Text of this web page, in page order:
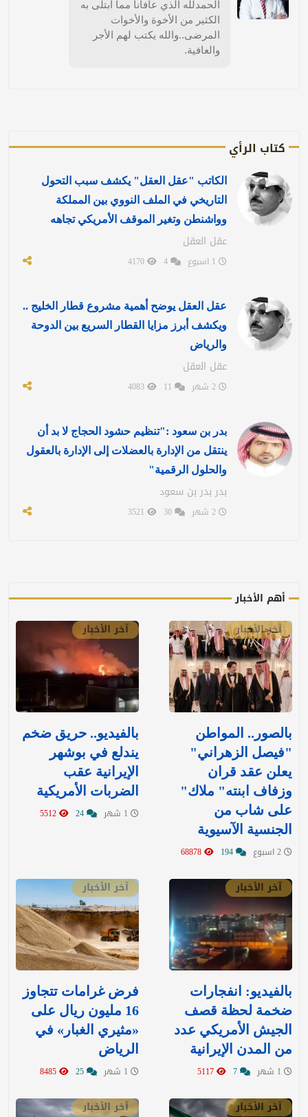
الحمدلله الذي عافانا مما ابتلى به
الكثير من الأخوة والأخوات
المرضى..والله يكتب لهم الأجر
والعافية.
كتاب الرأي
الكاتب "عقل العقل" يكشف سبب التحول
التاريخي في الملف النووي بين المملكة
وواشنطن وتغير الموقف الأمريكي تجاهه
عقل العقل
عقل العقل يوضح أهمية مشروع قطار الخليج ..
ويكشف أبرز مزايا القطار السريع بين الدوحة
والرياض
عقل العقل
بدر بن سعود :"تنظيم حشود الحجاج لا بد أن
ينتقل من الإدارة بالعضلات إلى الإدارة بالعقول
والحلول الرقمية"
بدر بدر بن سعود
أهم الأخبار
آخر الأخبار
بالصور.. المواطن
"فيصل الزهراني"
يعلن عقد قران
وزفاف ابنته" ملاك"
على شاب من
الجنسية الآسيوية
آخر الأخبار
بالفيديو.. حريق ضخم
يندلع في بوشهر
الإيرانية عقب
الضربات الأمريكية
آخر الأخبار
بالفيديو: انفجارات
ضخمة لحظة قصف
الجيش الأمريكي عدد
من المدن الإيرانية
آخر الأخبار
‏فرض غرامات تتجاوز
16 مليون ريال على
«مثيري الغبار» في
الرياض
آخر الأخبار آخر الأخبار